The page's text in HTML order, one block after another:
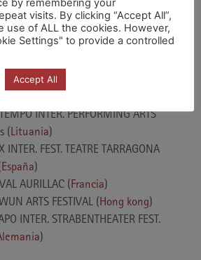
INTERNATIONAL SPRING CARNIVAL
)
THEATER FESTIVAL FOR
de la MERCÈ Barcelona (
INTER. PERFORMING ARTS
(Lituania)
INTER. FEST. TEATRE TARRAGONA
España)
AURILLAC (Francia)
ARTS FESTIVAL (Hong kong)
INTER. STRABENTHEATER FEST.
)
visits. By clicking “Accept All”,
use of ALL the cookies. However,
Settings" to provide a controlled
Accept All